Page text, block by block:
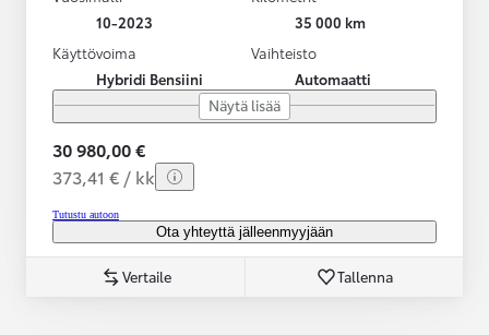
10-2023
35 000 km
Käyttövoima
Hybridi Bensiini
Vaihteisto
Automaatti
Näytä lisää
30 980,00 €
373,41 € / kk
Tutustu autoon
Ota yhteyttä jälleenmyyjään
Vertaile Tallenna